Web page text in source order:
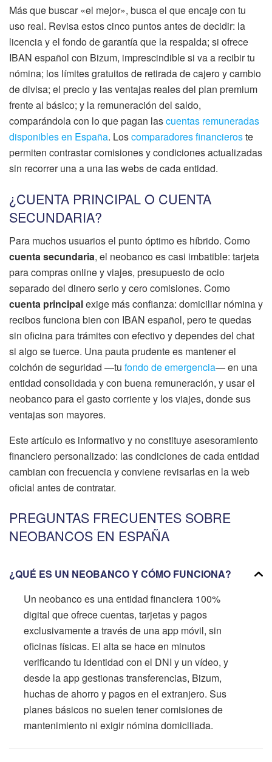
Más que buscar «el mejor», busca el que encaje con tu
uso real. Revisa estos cinco puntos antes de decidir: la
licencia y el fondo de garantía que la respalda; si ofrece
IBAN español con Bizum, imprescindible si va a recibir tu
nómina; los límites gratuitos de retirada de cajero y cambio
de divisa; el precio y las ventajas reales del plan premium
frente al básico; y la remuneración del saldo,
comparándola con lo que pagan lascuentas remuneradas
disponibles en España. Loscomparadores financieroste
permiten contrastar comisiones y condiciones actualizadas
sin recorrer una a una las webs de cada entidad.
¿CUENTA PRINCIPAL O CUENTA
SECUNDARIA?
Para muchos usuarios el punto óptimo es híbrido. Como
cuenta secundaria, el neobanco es casi imbatible: tarjeta
para compras online y viajes, presupuesto de ocio
separado del dinero serio y cero comisiones. Como
cuenta principalexige más confianza: domiciliar nómina y
recibos funciona bien con IBAN español, pero te quedas
sin oficina para trámites con efectivo y dependes del chat
si algo se tuerce. Una pauta prudente es mantener el
colchón de seguridad —tu fondo de emergencia— en una
entidad consolidada y con buena remuneración, y usar el
neobanco para el gasto corriente y los viajes, donde sus
ventajas son mayores.
Este artículo es informativo y no constituye asesoramiento
financiero personalizado: las condiciones de cada entidad
cambian con frecuencia y conviene revisarlas en la web
oficial antes de contratar.
PREGUNTAS FRECUENTES SOBRE
NEOBANCOS EN ESPAÑA
¿QUÉ ES UN NEOBANCO Y CÓMO FUNCIONA?
Un neobanco es una entidad financiera 100%
digital que ofrece cuentas, tarjetas y pagos
exclusivamente a través de una app móvil, sin
oficinas físicas. El alta se hace en minutos
verificando tu identidad con el DNI y un vídeo, y
desde la app gestionas transferencias, Bizum,
huchas de ahorro y pagos en el extranjero. Sus
planes básicos no suelen tener comisiones de
mantenimiento ni exigir nómina domiciliada.